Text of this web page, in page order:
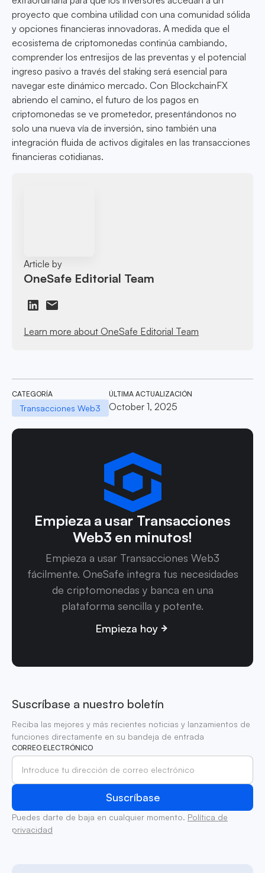
proyecto que combina utilidad con una comunidad sólida
y opciones financieras innovadoras. A medida que el
ecosistema de criptomonedas continúa cambiando,
comprender los entresijos de las preventas y el potencial
ingreso pasivo a través del staking será esencial para
navegar este dinámico mercado. Con BlockchainFX
abriendo el camino, el futuro de los pagos en
criptomonedas se ve prometedor, presentándonos no
solo una nueva vía de inversión, sino también una
integración fluida de activos digitales en las transacciones
financieras cotidianas.
Article by
OneSafe Editorial Team
Learn more about OneSafe Editorial Team
CATEGORÍA
Transacciones Web3
ÚLTIMA ACTUALIZACIÓN
October 1, 2025
Empieza a usar Transacciones
Web3 en minutos!
Empieza a usar Transacciones Web3
fácilmente. OneSafe integra tus necesidades
de criptomonedas y banca en una
plataforma sencilla y potente.
Empieza hoy
Suscríbase a nuestro boletín
Reciba las mejores y más recientes noticias y lanzamientos de
funciones directamente en su bandeja de entrada
CORREO ELECTRÓNICO
Puedes darte de baja en cualquier momento. Política de
privacidad